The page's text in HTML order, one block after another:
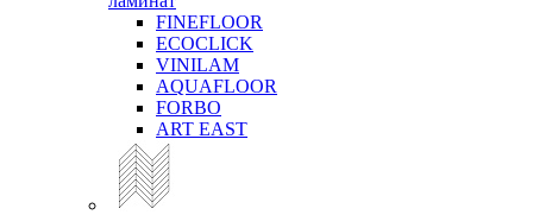
FINEFLOOR
ECOCLICK
VINILAM
AQUAFLOOR
FORBO
ART EAST